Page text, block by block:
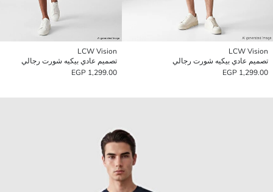
LCW Vision
تصميم عادي بيكيه شورت رجالي
1,299.00 EGP
LCW Vision
تصميم عادي بيكيه شورت رجالي
1,299.00 EGP